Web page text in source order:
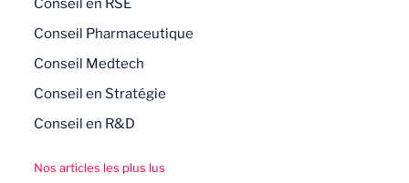
Conseil en RSE
Conseil Pharmaceutique
Conseil Medtech
Conseil en Stratégie
Conseil en R&D
Nos articles les plus lus